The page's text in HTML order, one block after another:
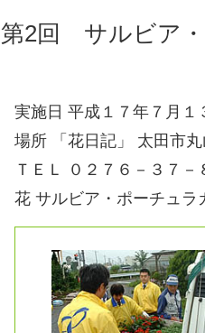
第2回 サルビア・
実施日 平成１７年７月
場所 「花日記」 太田市
ＴＥＬ ０２７６－３７－
花 サルビア・ポーチュラ